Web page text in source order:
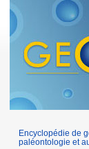
Encyclopédie de
paléontologie et